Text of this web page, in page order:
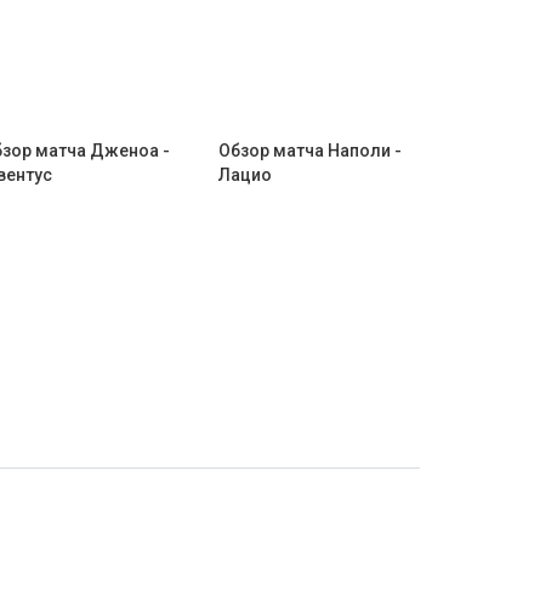
матча Дженоа -
Обзор матча Наполи -
Лацио